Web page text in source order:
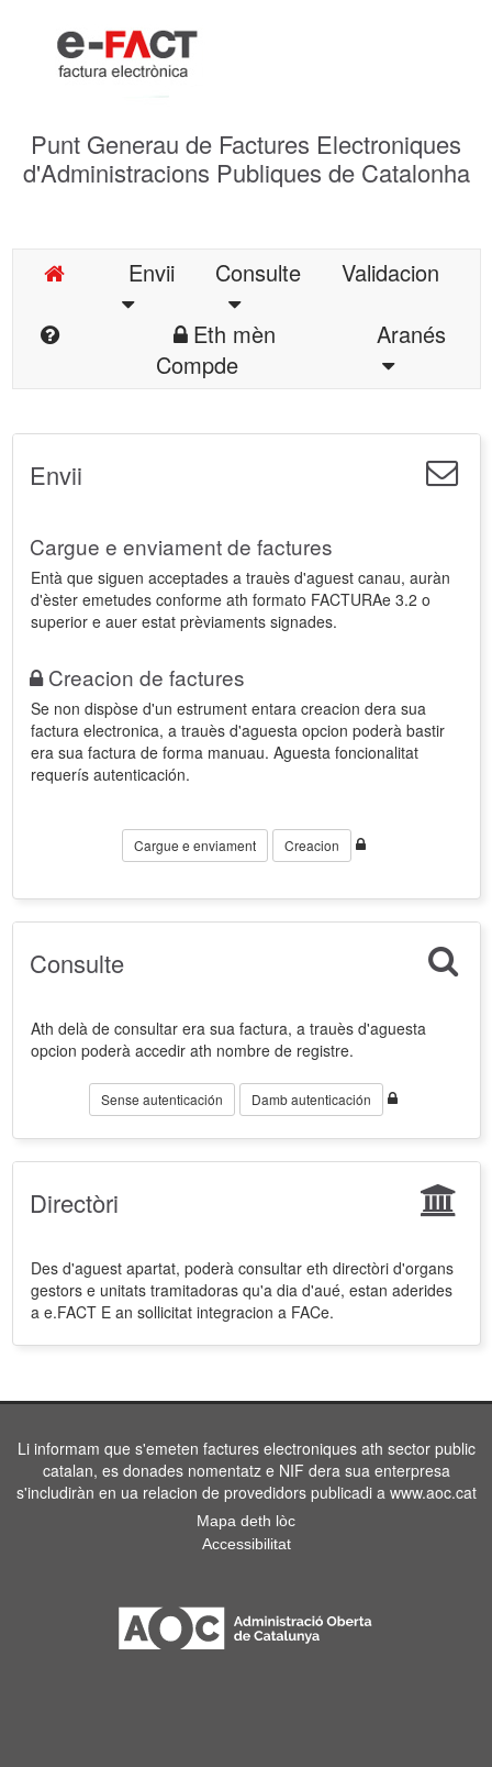
Punt Generau de Factures Electroniques
d'Administracions Publiques de Catalonha
Envii Consulte
Validacion
Eth mèn
Compde
Aranés
Envii
Cargue e enviament de factures
Entà que siguen acceptades a trauès d'aguest canau, auràn
d'èster emetudes conforme ath formato FACTURAe 3.2 o
superior e auer estat prèviaments signades.
Creacion de factures
Se non dispòse d'un estrument entara creacion dera sua
factura electronica, a trauès d'aguesta opcion poderà bastir
era sua factura de forma manuau. Aguesta foncionalitat
requerís autenticación.
Cargue e enviament Creacion
Consulte
Ath delà de consultar era sua factura, a trauès d'aguesta
opcion poderà accedir ath nombre de registre.
Sense autenticación Damb autenticación
Directòri
Des d'aguest apartat, poderà consultar eth directòri d'organs
gestors e unitats tramitadoras qu'a dia d'aué, estan aderides
a e.FACT E an sollicitat integracion a FACe.
Li informam que s'emeten factures electroniques ath sector public
catalan, es donades nomentatz e NIF dera sua enterpresa
s'includiràn en ua relacion de provedidors publicadi a www.aoc.cat
Mapa deth lòc
Accessibilitat